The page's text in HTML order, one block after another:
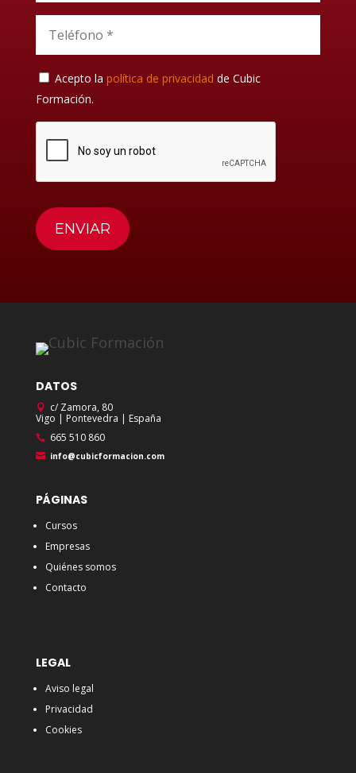
Acepto la política de privacidad de Cubic
Formación.
DATOS
c/ Zamora, 80
Vigo | Pontevedra | España
665 510 860
info@cubicformacion.com
PÁGINAS
Cursos
Empresas
Quiénes somos
Contacto
LEGAL
Aviso legal
Privacidad
Cookies